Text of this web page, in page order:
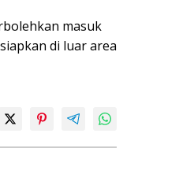
masuk
di luar area